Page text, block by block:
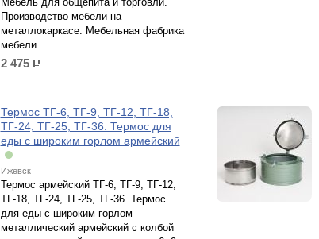
Производство мебели на
металлокаркасе. Мебельная фабрика
мебели.
2 475 р.
Термос ТГ-6, ТГ-9, ТГ-12, ТГ-18,
ТГ-24, ТГ-25, ТГ-36. Термос для
еды с широким горлом армейский
Ижевск
Термос армейский ТГ-6, ТГ-9, ТГ-12,
ТГ-18, ТГ-24, ТГ-25, ТГ-36. Термос
для еды с широким горлом
металлический армейский с колбой